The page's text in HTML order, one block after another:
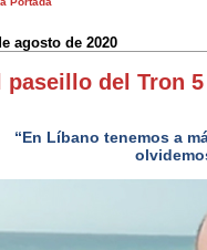
agosto de 2020
paseillo del Tron 5
“En Líbano tenemos a